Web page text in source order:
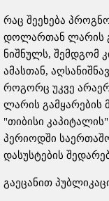
რაც შეეხება
დოლართან ლარის
ნიშნულს, შემდგომ
ამასთან,
როგორც უკვე
ლარის გამყარების
"თიბისი
პერიოდში
დასუსტების
გაეცანით